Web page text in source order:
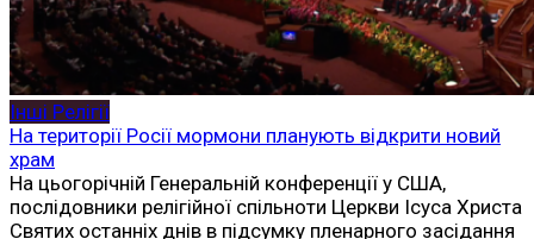
Інші Релігії
На території Росії мормони планують відкрити новий
храм
На цьогорічній Генеральній конференції у США,
послідовники релігійної спільноти Церкви Ісуса Христа
Святих останніх днів в підсумку пленарного засідання